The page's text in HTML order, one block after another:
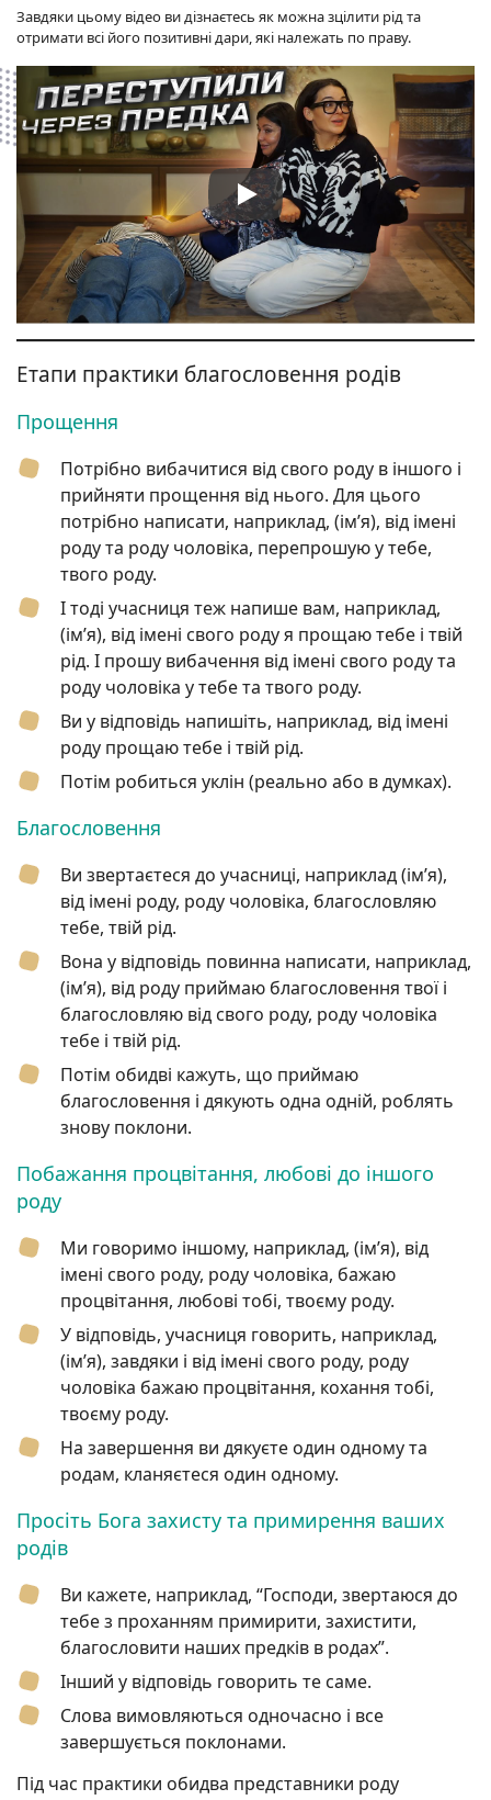
Завдяки цьому відео ви дізнаєтесь як можна зцілити рід та
отримати всі його позитивні дари, які належать по праву.
Етапи практики благословення родів
Прощення
Потрібно вибачитися від свого роду в іншого і
прийняти прощення від нього. Для цього
потрібно написати, наприклад, (ім’я), від імені
роду та роду чоловіка, перепрошую у тебе,
твого роду.
І тоді учасниця теж напише вам, наприклад,
(ім’я), від імені свого роду я прощаю тебе і твій
рід. І прошу вибачення від імені свого роду та
роду чоловіка у тебе та твого роду.
Ви у відповідь напишіть, наприклад, від імені
роду прощаю тебе і твій рід.
Потім робиться уклін (реально або в думках).
Благословення
Ви звертаєтеся до учасниці, наприклад (ім’я),
від імені роду, роду чоловіка, благословляю
тебе, твій рід.
Вона у відповідь повинна написати, наприклад,
(ім’я), від роду приймаю благословення твої і
благословляю від свого роду, роду чоловіка
тебе і твій рід.
Потім обидві кажуть, що приймаю
благословення і дякують одна одній, роблять
знову поклони.
Побажання процвітання, любові до іншого
роду
Ми говоримо іншому, наприклад, (ім’я), від
імені свого роду, роду чоловіка, бажаю
процвітання, любові тобі, твоєму роду.
У відповідь, учасниця говорить, наприклад,
(ім’я), завдяки і від імені свого роду, роду
чоловіка бажаю процвітання, кохання тобі,
твоєму роду.
На завершення ви дякуєте один одному та
родам, кланяєтеся один одному.
Просіть Бога захисту та примирення ваших
родів
Ви кажете, наприклад, “Господи, звертаюся до
тебе з проханням примирити, захистити,
благословити наших предків в родах”.
Інший у відповідь говорить те саме.
Слова вимовляються одночасно і все
завершується поклонами.
Під час практики обидва представники роду